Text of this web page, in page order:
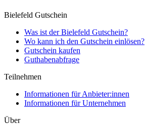
Bielefeld Gutschein
Was ist der Bielefeld Gutschein?
Wo kann ich den Gutschein einlösen?
Gutschein kaufen
Guthabenabfrage
Teilnehmen
Informationen für Anbieter:innen
Informationen für Unternehmen
Über